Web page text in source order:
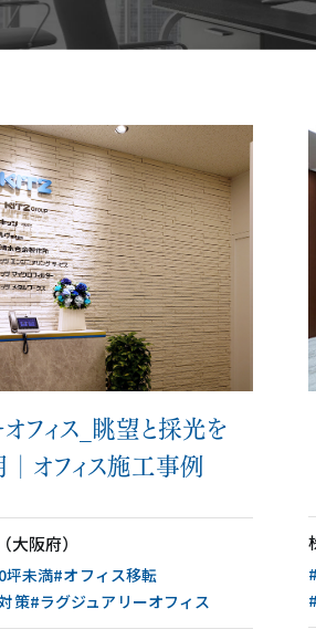
選ばれる理由
サービス内容
移転プロジェクトマネジメント
オフ
ファシリティ
オフィスビルリノベー
ュー お客様の声
企業情報
オフィス_眺望と採光を
オフィス施工事例
阪府）
坪未満#オフィス移転
策#ラグジュアリーオフィス